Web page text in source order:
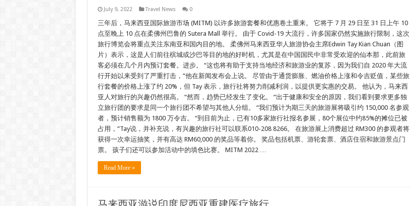
July 9, 2022 Travel News 0
三年后，马来西亚国际旅游市场 (MITM) 以许多旅游套餐和优惠卷土重来。 它将于 7 月 29 日至 31 日上午 10
点至晚上 10 点在柔佛州巴鲁的 Sutera Mall 举行。 由于 Covid-19 大流行，许多国家仍然实施旅行限制，这次
旅行博览会将重点关注东南亚和国内目的地。 柔佛州马来西亚华人旅游协会主席Edwin Tay Kian Chuan（图
片）表示，这是人们前往槟城或沙巴等目的地的好时机，尤其是在中国国民中非常受欢迎的仙本那，此前旅
客必须在几个月内预订套餐。进步。 “这也将有助于支持当地经济和旅游业的复苏，因为我们自 2020 年大流
行开始以来受到了严重打击，”他在新闻发布会上说。 尽管由于通货膨胀、燃油价格上涨和令吉贬值，某些旅
行套餐的价格上涨了约 20%，但 Tay 表示，旅行社将努力削减利润，以提供更实惠的交易。 他认为，马来西
亚人对旅行的兴趣仍然很高。 “然而，趋势已经发生了变化。 “出于健康和安全的原因，我们看到要求更多独
立旅行团的要求是同一个旅行团不希望与其他人分组。 “我们预计为期三天的旅游展将吸引约 150,000 名参观
者，预计销售额为 1800 万令吉。 “到目前为止，已有10多家旅行社报名参展，80个展位中约85%的摊位已被
占用，”Tay说，并补充说，有兴趣的旅行社可以联系010-208 8266。 在旅游展上消费超过 RM300 的参观者将
获得一次幸运抽奖，并有高达 RM60,000 的奖品等着你。 奖品包括机票、游轮套票、酒店住宿和旅游景点门
票。 孩子们还可以参加活动中的填色比赛。 MITM 2022 …
Read More »